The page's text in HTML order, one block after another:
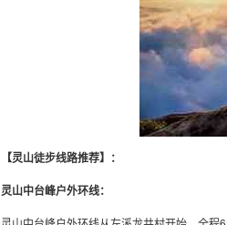
【灵山徒步线路推荐】：
灵山中台峰户外环线：